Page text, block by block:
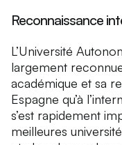
Reconnaissance
L’Université
largement
académique et sa
Espagne qu’à
s’est rapidement
meilleures